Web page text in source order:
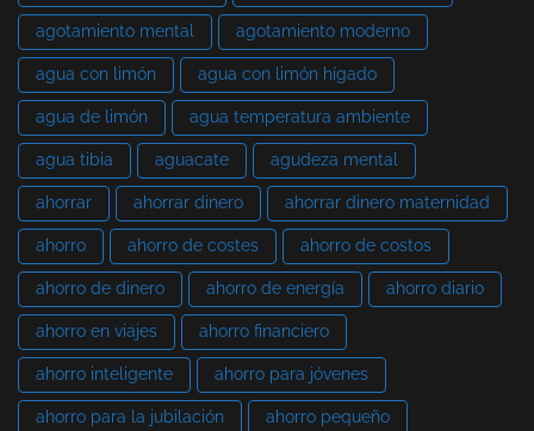
agotamiento mental agotamiento moderno
agua con limón agua con limón hígado
agua de limón agua temperatura ambiente
agua tibia aguacate agudeza mental
ahorrar ahorrar dinero ahorrar dinero maternidad
ahorro ahorro de costes ahorro de costos
ahorro de dinero ahorro de energía ahorro diario
ahorro en viajes ahorro financiero
ahorro inteligente ahorro para jóvenes
ahorro para la jubilación ahorro pequeño